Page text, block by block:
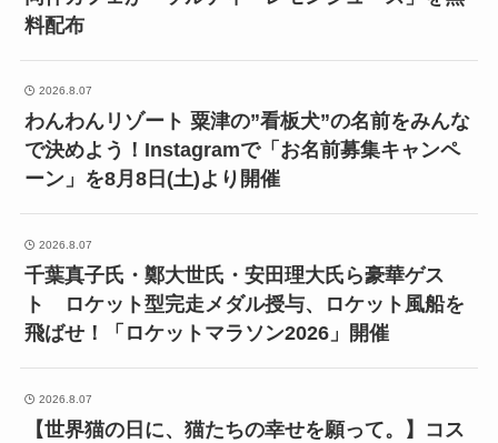
料配布
2026.8.07
わんわんリゾート 粟津の”看板犬”の名前をみんな
で決めよう！Instagramで「お名前募集キャンペ
ーン」を8月8日(土)より開催
2026.8.07
千葉真子氏・鄭大世氏・安田理大氏ら豪華ゲス
ト ロケット型完走メダル授与、ロケット風船を
飛ばせ！「ロケットマラソン2026」開催
2026.8.07
【世界猫の日に、猫たちの幸せを願って。】コス